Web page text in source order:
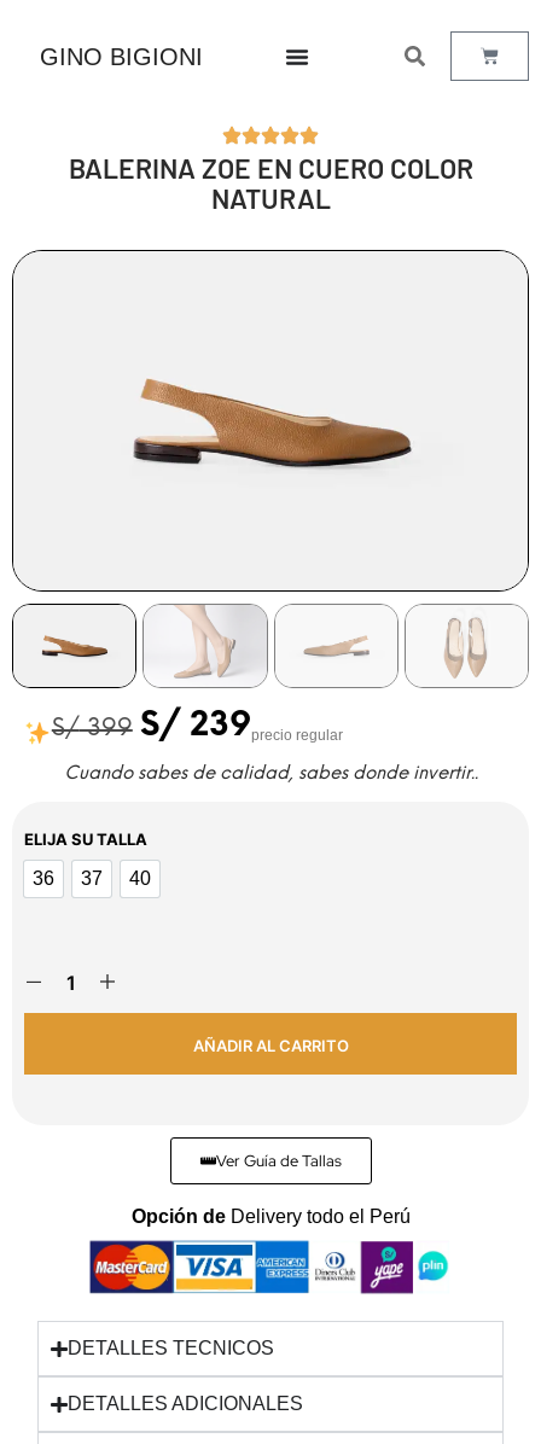
GINO BIGIONI
BALERINA ZOE EN CUERO COLOR
NATURAL
S/399 S/ 239precio regular
Cuando sabes de calidad, sabes donde invertir..
ELIJA SU TALLA
36
36
37
37
40
40
AÑADIR AL CARRITO
Ver Guía de Tallas
Opción de Delivery todo el Perú
DETALLES TECNICOS
DETALLES ADICIONALES